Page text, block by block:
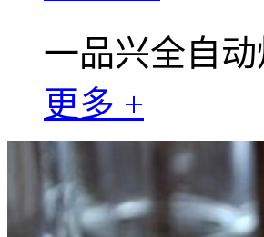
一品兴全自
更多 +